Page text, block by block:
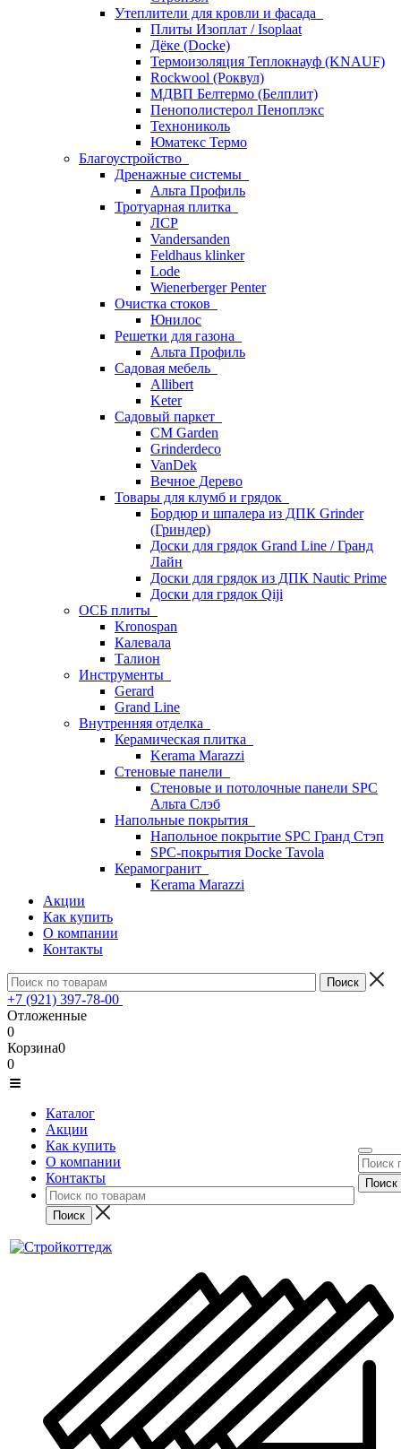
Утеплители для кровли и фасада
Плиты Изоплат / Isoplaat
Дёке (Docke)
Термоизоляция Теплокнауф (KNAUF)
Rockwool (Роквул)
МДВП Белтермо (Белплит)
Пенополистерол Пеноплэкс
Технониколь
Юматекс Термо
Благоустройство
Дренажные системы
Альта Профиль
Тротуарная плитка
ЛСР
Vandersanden
Feldhaus klinker
Lode
Wienerberger Penter
Очистка стоков
Юнилос
Решетки для газона
Альта Профиль
Садовая мебель
Allibert
Keter
Садовый паркет
CM Garden
Grinderdeco
VanDek
Вечное Дерево
Товары для клумб и грядок
Бордюр и шпалера из ДПК Grinder
(Гриндер)
Доски для грядок Grand Line / Гранд
Лайн
Доски для грядок из ДПК Nautic Prime
Доски для грядок Qiji
ОСБ плиты
Kronospan
Калевала
Талион
Инструменты
Gerard
Grand Line
Внутренняя отделка
Керамическая плитка
Kerama Marazzi
Стеновые панели
Стеновые и потолочные панели SPC
Альта Слэб
Напольные покрытия
Напольное покрытие SPC Гранд Стэп
SPC-покрытия Docke Tavola
Керамогранит
Kerama Marazzi
Акции
Как купить
О компании
Контакты
+7 (921) 397-78-00
Отложенные
0
Корзина0
0
Каталог
Акции
Как купить
О компании
Контакты